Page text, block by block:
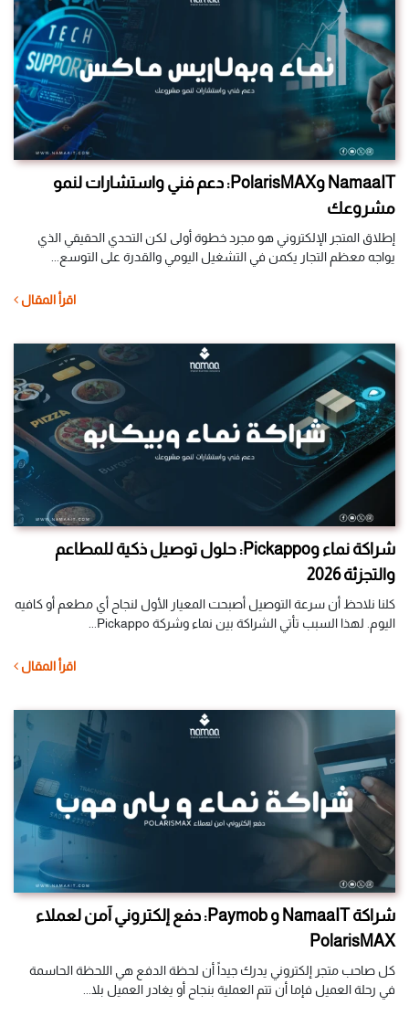
NamaaIT وPolarisMAX: دعم فني واستشارات لنمو
مشروعك
إطلاق المتجر الإلكتروني هو مجرد خطوة أولى لكن التحدي الحقيقي الذي
يواجه معظم التجار يكمن في التشغيل اليومي والقدرة على التوسع...
اقرأ المقال
شراكة نماء وPickappo: حلول توصيل ذكية للمطاعم
والتجزئة 2026
كلنا نلاحظ أن سرعة التوصيل أصبحت المعيار الأول لنجاح أي مطعم أو كافيه
اليوم. لهذا السبب تأتي الشراكة بين نماء وشركة Pickappo...
اقرأ المقال
شراكة NamaaIT و Paymob: دفع إلكتروني آمن لعملاء
PolarisMAX
كل صاحب متجر إلكتروني يدرك جيداً أن لحظة الدفع هي اللحظة الحاسمة
في رحلة العميل فإما أن تتم العملية بنجاح أو يغادر العميل بلا...